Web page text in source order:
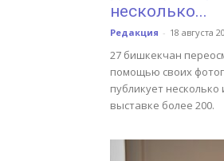
несколько...
Редакция - 18 августа
27 бишкекчан
помощью своих
публикует несколько
выставке более 200.